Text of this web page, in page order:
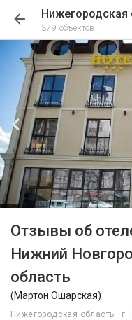
Нижегородская
379 объектов
Отзывы об
Нижний
область
(Мартон Ошарская)
Нижегородская область ·